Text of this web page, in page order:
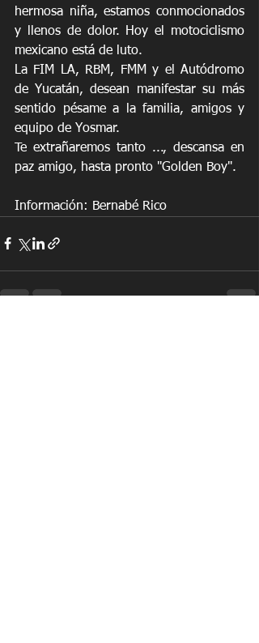
hermosa niña, estamos conmocionados
y llenos de dolor. Hoy el motociclismo
mexicano está de luto.
La FIM LA, RBM, FMM y el Autódromo
de Yucatán, desean manifestar su más
sentido pésame a la familia, amigos y
equipo de Yosmar.
Te extrañaremos tanto ..., descansa en
paz amigo, hasta pronto "Golden Boy".
Información: Bernabé Rico